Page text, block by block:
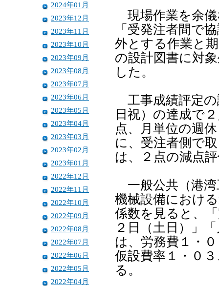
2024年01月
2023年12月
2023年11月
2023年10月
2023年09月
2023年08月
2023年07月
2023年06月
2023年05月
2023年04月
2023年03月
2023年02月
2023年01月
2022年12月
2022年11月
2022年10月
2022年09月
2022年08月
2022年07月
2022年06月
2022年05月
2022年04月
現場作業を余儀
「受発注者間で
外とする作業と
の設計図書に対
した。
工事成績評定の
日祝）の達成で
点、月単位の週
に、受注者側で
は、２点の減点
一般公共（港湾
機械設備におけ
係数を見ると、
２日（土日）」
は、労務費１・
仮設費率１・０
る。